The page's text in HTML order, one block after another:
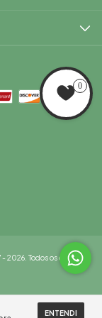
ENTENDI
Todos os direitos
0